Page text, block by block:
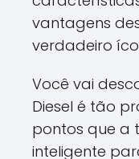
vantagens
verdadeiro
Você vai
Diesel é tão
pontos que a
inteligente